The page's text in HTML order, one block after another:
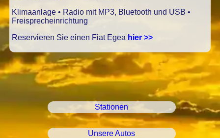
Klimaanlage • Radio mit MP3, Bluetooth und USB •
Freisprecheinrichtung
Reservieren Sie einen Fiat Egea hier >>
Stationen
Unsere Autos